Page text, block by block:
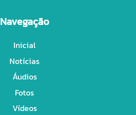
Navegação
Inicial
Notícias
Áudios
Fotos
Vídeos